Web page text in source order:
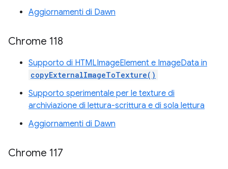
Aggiornamenti di Dawn
Chrome 118
Supporto di HTMLImageElement e ImageData in
copyExternalImageToTexture()
Supporto sperimentale per le texture di
archiviazione di lettura-scrittura e di sola lettura
Aggiornamenti di Dawn
Chrome 117